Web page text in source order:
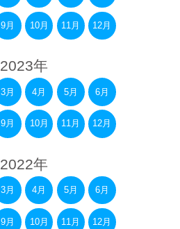
9月 10月 11月 12月
2023年
3月 4月 5月 6月
9月 10月 11月 12月
2022年
3月 4月 5月 6月
9月 10月 11月 12月